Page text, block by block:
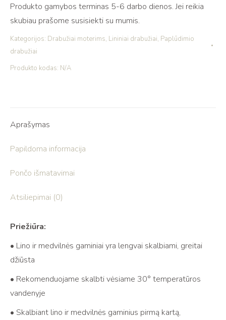
Produkto gamybos terminas 5-6 darbo dienos. Jei reikia
skubiau prašome susisiekti su mumis.
Kategorijos: Drabužiai moterims, Lininiai drabužiai, Paplūdimio
drabužiai
Produkto kodas: N/A
Aprašymas
Papildoma informacija
Pončo išmatavimai
Atsiliepimai (0)
Priežiūra:
• Lino ir medvilnės gaminiai yra lengvai skalbiami, greitai
džiūsta
• Rekomenduojame skalbti vėsiame 30° temperatūros
vandenyje
• Skalbiant lino ir medvilnės gaminius pirmą kartą,